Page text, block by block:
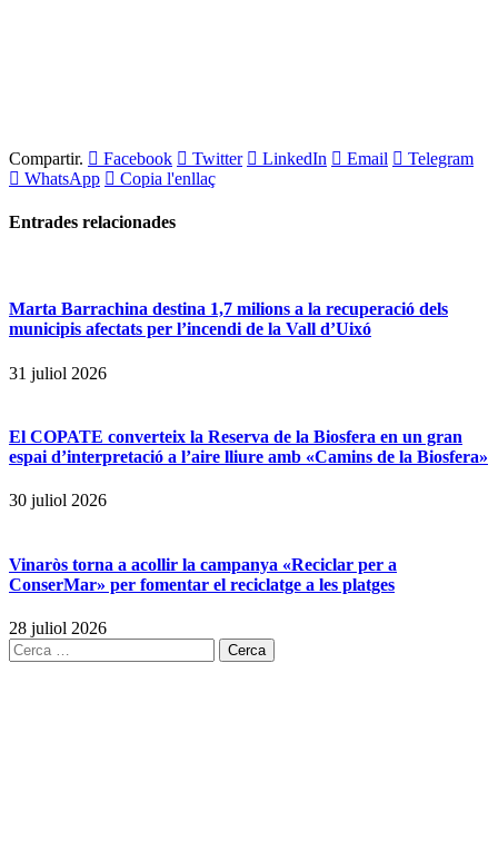
Compartir. Facebook Twitter LinkedIn Email
Telegram
WhatsApp
Copia l'enllaç
Entrades relacionades
Marta Barrachina destina 1,7 milions a la recuperació dels
municipis afectats per l’incendi de la Vall d’Uixó
31 juliol 2026
El COPATE converteix la Reserva de la Biosfera en un gran
espai d’interpretació a l’aire lliure amb «Camins de la Biosfera»
30 juliol 2026
Vinaròs torna a acollir la campanya «Reciclar per a
ConserMar» per fomentar el reciclatge a les platges
28 juliol 2026
Cerca: